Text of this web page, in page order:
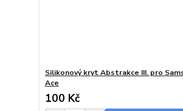
Silikonový kryt Abstrakce III. pro
Ace
100 Kč